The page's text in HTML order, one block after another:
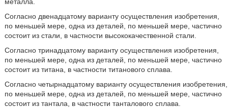
Согласно двенадцатому варианту осуществления изобретения,
по меньшей мере, одна из деталей, по меньшей мере, частично
состоит из стали, в частности высококачественной стали.
Согласно тринадцатому варианту осуществления изобретения,
по меньшей мере, одна из деталей, по меньшей мере, частично
состоит из титана, в частности титанового сплава.
Согласно четырнадцатому варианту осуществления изобретения,
по меньшей мере, одна из деталей, по меньшей мере, частично
состоит из тантала, в частности танталового сплава.